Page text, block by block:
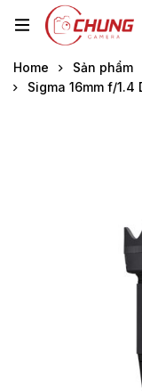
Home Sản phẩm
Sigma 16mm f/1.4